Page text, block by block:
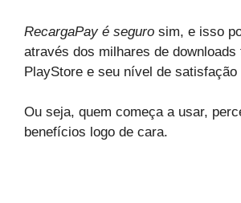
RecargaPay é seguro sim, e isso
através dos milhares de downloads
PlayStore e seu nível de
Ou seja, quem começa a usar,
benefícios logo de cara.